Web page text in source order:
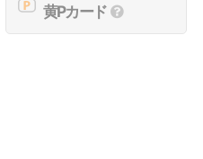
黄Pカード